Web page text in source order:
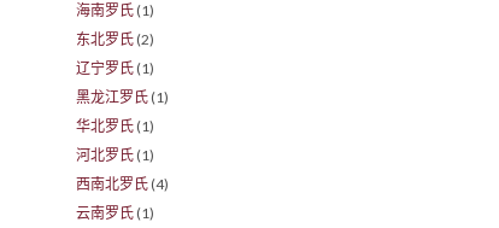
海南罗氏 (1)
东北罗氏 (2)
辽宁罗氏 (1)
黑龙江罗氏 (1)
华北罗氏 (1)
河北罗氏 (1)
西南北罗氏 (4)
云南罗氏 (1)